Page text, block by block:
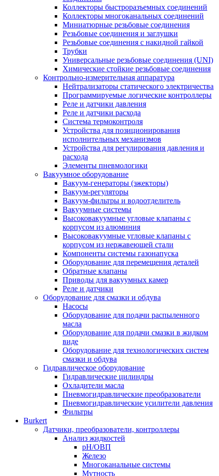
Коллекторы быстроразъемных соединений
Коллекторы многоканальных соединений
Миниатюрные резьбовые соединения
Резьбовые соединения и заглушки
Резьбовые соединения с накидной гайкой
Трубки
Универсальные резьбовые соединения (UNI)
Химические стойкие резьбовые соединения
Контрольно-измерительная аппаратура
Нейтрализаторы статического электричества
Программируемые логические контроллеры
Реле и датчики давления
Реле и датчики расхода
Система термоконтроля
Устройства для позиционирования
исполнительных механизмов
Устройства для регулирования давления и
расхода
Элементы пневмологики
Вакуумное оборудование
Вакуум-генераторы (эжекторы)
Вакуум-регуляторы
Вакуум-фильтры и водоотделитель
Вакуумные системы
Высоковакуумные угловые клапаны с
корпусом из алюминия
Высоковакуумные угловые клапаны с
корпусом из нержавеющей стали
Компоненты системы газонапуска
Оборудование для перемещения деталей
Обратные клапаны
Приводы для вакуумных камер
Реле и датчики
Оборудование для смазки и обдува
Насосы
Оборудование для подачи распыленного
масла
Оборудование для подачи смазки в жидком
виде
Оборудование для технологических систем
смазки и обдува
Гидравлическое оборудование
Гидравлические цилиндры
Охладители масла
Пневмогидравлические преобразователи
Пневмогидравлические усилители давления
Фильтры
Burkert
Датчики, преобразователи, контроллеры
Анализ жидкостей
pH/ОВП
Железо
Многоканальные системы
Мутность